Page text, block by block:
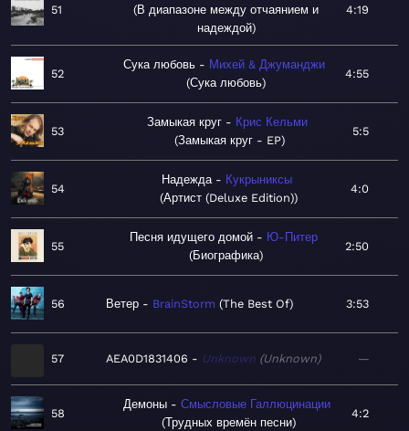
51
В диапазоне между отчаянием и
надеждой
4:19
52
Сука любовь
Михей & Джуманджи
Сука любовь
4:55
53
Замыкая круг
Крис Кельми
Замыкая круг - EP
5:5
54
Надежда
Кукрыниксы
Артист (Deluxe Edition)
4:0
55
Песня идущего домой
Ю-Питер
Биографика
2:50
56 Ветер BrainStorm The Best Of 3:53
57 AEA0D1831406 Unknown Unknown —
58
Демоны
Смысловые Галлюцинации
Трудных времён песни
4:2